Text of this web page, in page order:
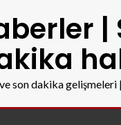
|
son dakika gelişmeleri